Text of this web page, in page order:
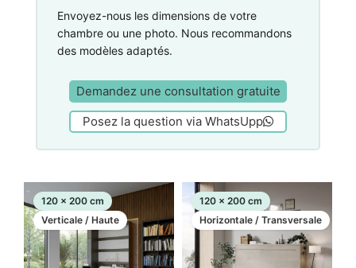
Envoyez-nous les dimensions de votre
chambre ou une photo. Nous recommandons
des modèles adaptés.
Demandez une consultation gratuite
Posez la question via WhatsUpp
120 x 200 cm
Verticale / Haute
120 x 200 cm
Horizontale / Transversale